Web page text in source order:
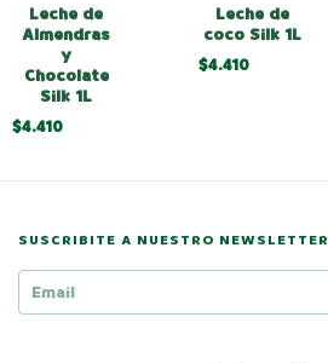
Leche de
Almendras
y
Chocolate
Silk 1L
$4.410
Leche de
coco Silk 1L
$4.410
SUSCRIBITE A NUESTRO NEWSLETTER